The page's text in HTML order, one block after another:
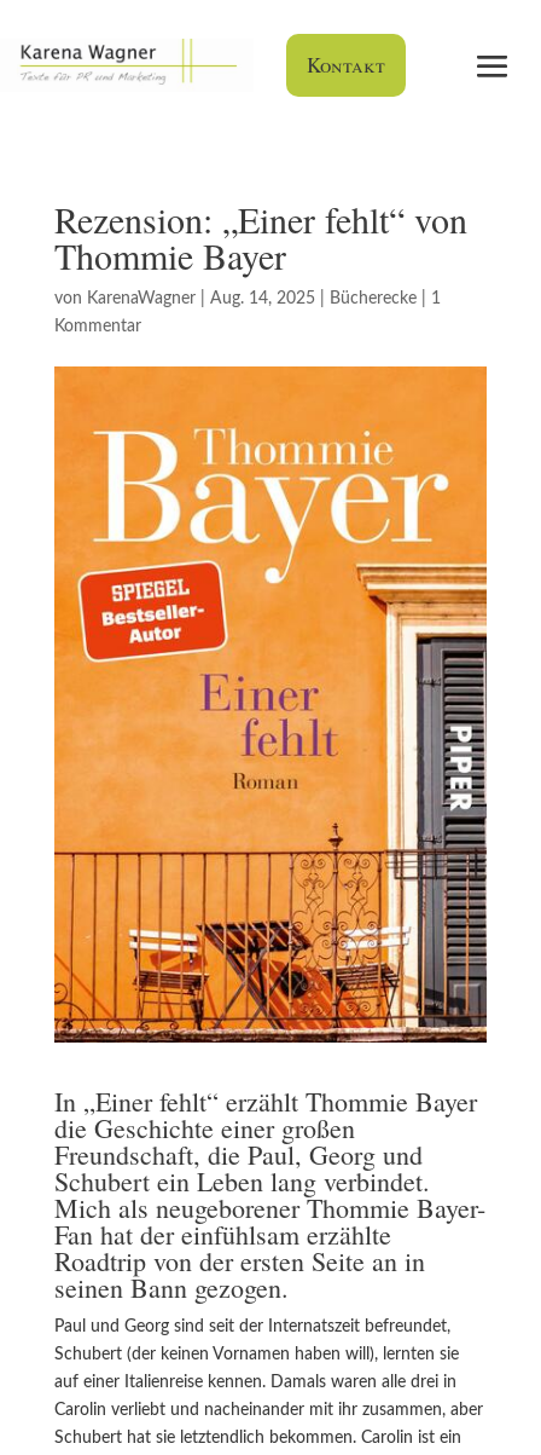
Kontakt
Rezension: „Einer fehlt“ von
Thommie Bayer
von KarenaWagner| Aug. 14, 2025| Bücherecke| 1
Kommentar
In „Einer fehlt“ erzählt Thommie Bayer
die Geschichte einer großen
Freundschaft, die Paul, Georg und
Schubert ein Leben lang verbindet.
Mich als neugeborener Thommie Bayer-
Fan hat der einfühlsam erzählte
Roadtrip von der ersten Seite an in
seinen Bann gezogen.
Paul und Georg sind seit der Internatszeit befreundet,
Schubert (der keinen Vornamen haben will), lernten sie
auf einer Italienreise kennen. Damals waren alle drei in
Carolin verliebt und nacheinander mit ihr zusammen, aber
Schubert hat sie letztendlich bekommen. Carolin ist ein